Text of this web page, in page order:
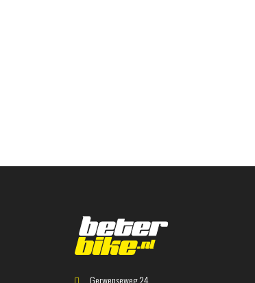
Gerwenseweg 24